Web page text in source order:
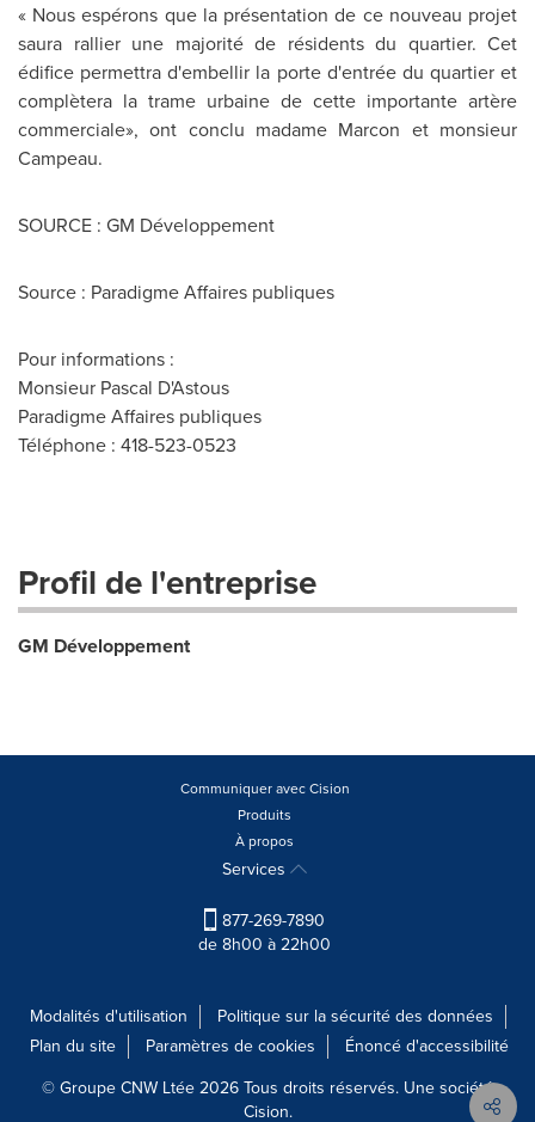
« Nous espérons que la présentation de ce nouveau projet
saura rallier une majorité de résidents du quartier. Cet
édifice permettra d'embellir la porte d'entrée du quartier et
complètera la trame urbaine de cette importante artère
commerciale», ont conclu madame Marcon et monsieur
Campeau.
SOURCE : GM Développement
Source : Paradigme Affaires publiques
Pour informations :
Monsieur Pascal D'Astous
Paradigme Affaires publiques
Téléphone : 418-523-0523
Profil de l'entreprise
GM Développement
Communiquer avec Cision
Produits
À propos
Services
877-269-7890
de 8h00 à 22h00
Modalités d'utilisation
Politique sur la sécurité des données
Plan du site
Paramètres de cookies
Énoncé d'accessibilité
© Groupe CNW Ltée 2026 Tous droits réservés. Une société
Cision.